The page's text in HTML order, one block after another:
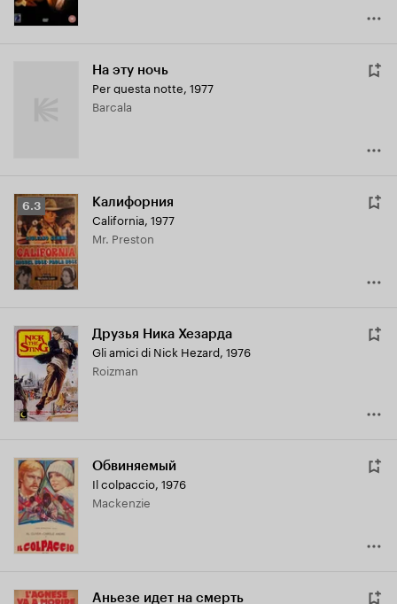
На эту ночь
Per questa notte, 1977
Barcala
Рейтинг
Кинопоиска
6.3
6.3 Калифорния
California, 1977
Mr. Preston
Друзья Ника Хезарда
Gli amici di Nick Hezard, 1976
Roizman
Обвиняемый
Il colpaccio, 1976
Mackenzie
Аньезе идет на смерть